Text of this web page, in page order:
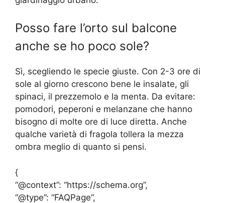
Posso fare l’orto sul balcone
anche se ho poco sole?
Sì, scegliendo le specie giuste. Con 2-3 ore di
sole al giorno crescono bene le insalate, gli
spinaci, il prezzemolo e la menta. Da evitare:
pomodori, peperoni e melanzane che hanno
bisogno di molte ore di luce diretta. Anche
qualche varietà di fragola tollera la mezza
ombra meglio di quanto si pensi.
{
“@context”: “https://schema.org”,
“@type”: “FAQPage”,